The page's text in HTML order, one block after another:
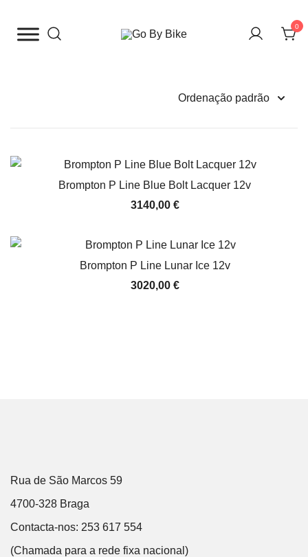
para
0
Brompton P Line Blue Bolt Lacquer 12v
3140,00 €
Brompton P Line Lunar Ice 12v
3020,00 €
Rua de São Marcos 59
4700-328 Braga
Contacta-nos: 253 617 554
(Chamada para a rede fixa nacional)